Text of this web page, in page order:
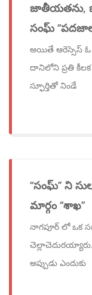
జాతీయతను,
సంఘ్
అయితే ఆరెస్సెస్ ఓ
దానిలోని ప్రతి
స్ఫూర్తితో నిండే
‘‘సంఘ్’’ ని
మార్గం ‘‘శాఖ’’
నాగపూర్ లో ఒక సభ
అప్పుడు ఎందుకు